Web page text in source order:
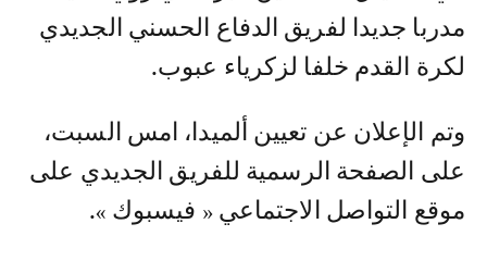
مدربا جديدا لفريق الدفاع الحسني الجديدي
لكرة القدم خلفا لزكرياء عبوب.
وتم الإعلان عن تعيين ألميدا، امس السبت،
على الصفحة الرسمية للفريق الجديدي على
موقع التواصل الاجتماعي « فيسبوك ».